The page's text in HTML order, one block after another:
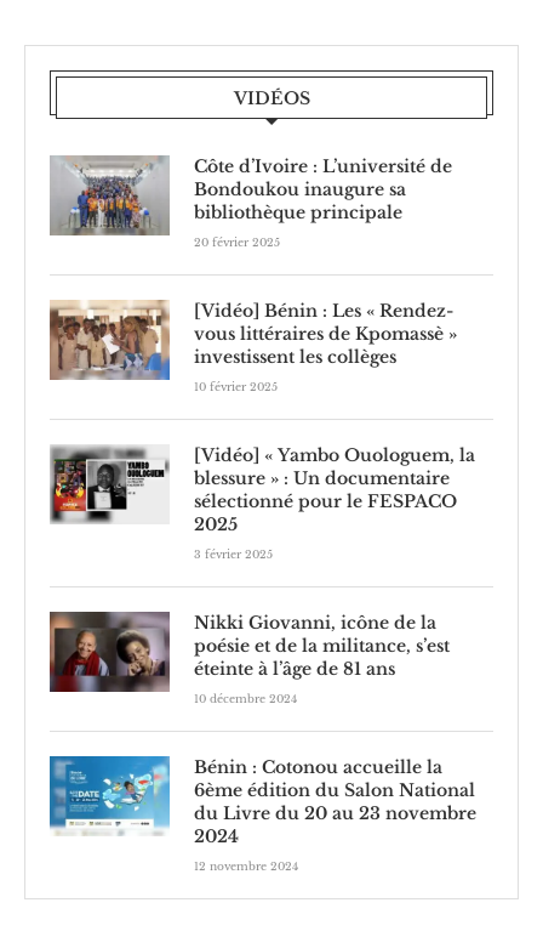
VIDÉOS
Côte d’Ivoire : L’université de
Bondoukou inaugure sa
bibliothèque principale
20 février 2025
[Vidéo] Bénin : Les « Rendez-
vous littéraires de Kpomassè »
investissent les collèges
10 février 2025
[Vidéo] « Yambo Ouologuem, la
blessure » : Un documentaire
sélectionné pour le FESPACO
2025
3 février 2025
Nikki Giovanni, icône de la
poésie et de la militance, s’est
éteinte à l’âge de 81 ans
10 décembre 2024
Bénin : Cotonou accueille la
6ème édition du Salon National
du Livre du 20 au 23 novembre
2024
12 novembre 2024